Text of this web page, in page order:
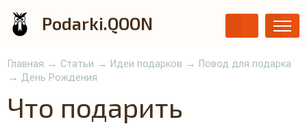
Podarki.QOON
Главная → Статьи → Идеи подарков → Повод для подарка
→ День Рождения
Что подарить